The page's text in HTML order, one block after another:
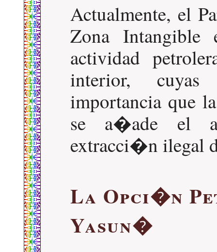
Actualmente, el
Zona Intangible
actividad
interior, cuyas
importancia que
se a�ade el
extracci�n ilegal
La Opci�n
Yasun�